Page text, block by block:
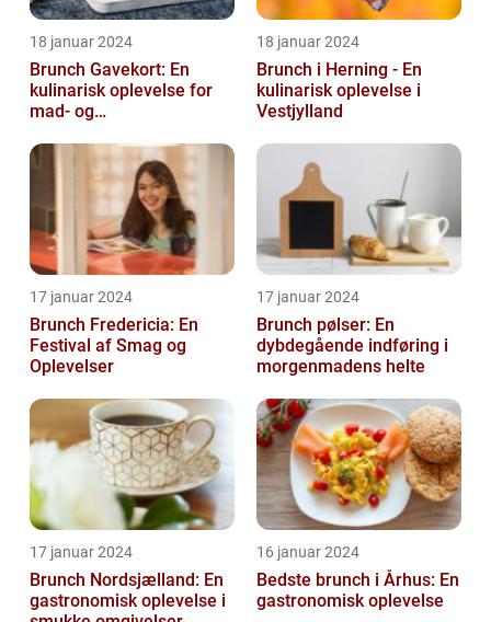
18 januar 2024
Brunch Gavekort: En
kulinarisk oplevelse for
mad- og
18 januar 2024
Brunch i Herning - En
kulinarisk oplevelse i
Vestjylland
17 januar 2024
Brunch Fredericia: En
Festival af Smag og
Oplevelser
17 januar 2024
Brunch pølser: En
dybdegående indføring i
morgenmadens helte
17 januar 2024
Brunch Nordsjælland: En
gastronomisk oplevelse i
16 januar 2024
Bedste brunch i Århus: En
gastronomisk oplevelse